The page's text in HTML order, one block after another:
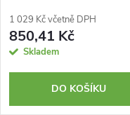
1 029 Kč včetně DPH
850,41 Kč
Skladem
DO KOŠÍKU